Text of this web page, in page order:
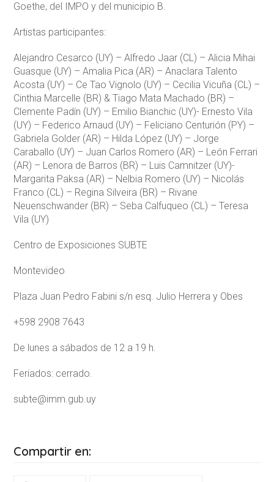
Goethe, del IMPO y del municipio B.
Artistas participantes:
Alejandro Cesarco (UY) – Alfredo Jaar (CL) – Alicia Mihai
Guasque (UY) – Amalia Pica (AR) – Anaclara Talento
Acosta (UY) – Ce Tao Vignolo (UY) – Cecilia Vicuña (CL) –
Cinthia Marcelle (BR) & Tiago Mata Machado (BR) –
Clemente Padín (UY) – Emilio Bianchic (UY)- Ernesto Vila
(UY) – Federico Arnaud (UY) – Feliciano Centurión (PY) –
Gabriela Golder (AR) – Hilda López (UY) – Jorge
Caraballo (UY) – Juan Carlos Romero (AR) – León Ferrari
(AR) – Lenora de Barros (BR) – Luis Camnitzer (UY)-
Margarita Paksa (AR) – Nelbia Romero (UY) – Nicolás
Franco (CL) – Regina Silveira (BR) – Rivane
Neuenschwander (BR) – Seba Calfuqueo (CL) – Teresa
Vila (UY)
Centro de Exposiciones SUBTE
Montevideo
Plaza Juan Pedro Fabini s/n esq. Julio Herrera y Obes
+598 2908 7643
De lunes a sábados de 12 a 19 h.
Feriados: cerrado.
subte@imm.gub.uy
Compartir en: